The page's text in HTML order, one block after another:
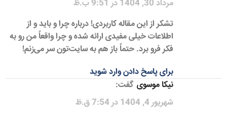
مرداد 30, 1404 در 9:51 ب.ظ
تشکر از این مقاله کاربردی! درباره چرا و باید و از
اطلاعات خیلی مفیدی ارائه شده و چرا واقعاً من رو به
فکر فرو برد. حتماً باز هم به سایت‌تون سر می‌زنم!
برای پاسخ دادن وارد شوید
نیکا موسوی گفت:
شهریور 4, 1404 در 7:54 ق.ظ